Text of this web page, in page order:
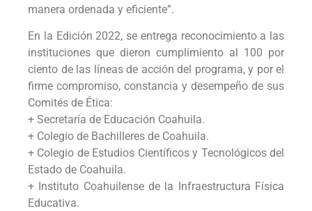
manera ordenada y eficiente”.
En la Edición 2022, se entrega reconocimiento a las
instituciones que dieron cumplimiento al 100 por
ciento de las líneas de acción del programa, y por el
firme compromiso, constancia y desempeño de sus
Comités de Ética:
+ Secretaría de Educación Coahuila.
+ Colegio de Bachilleres de Coahuila.
+ Colegio de Estudios Científicos y Tecnológicos del
Estado de Coahuila.
+ Instituto Coahuilense de la Infraestructura Física
Educativa.